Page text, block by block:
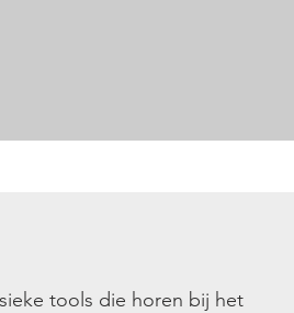
tools die horen bij het